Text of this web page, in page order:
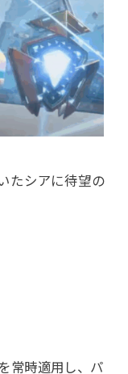
たシアに待望の
常時適用し、パ